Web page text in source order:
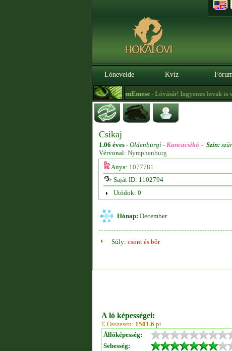
Lónevelde Kvíz
CitromEmese- Lóvásár! Ingyenes lovak is
Csikaj
1.06 éves - Oldenburgi - Kancacsikó - Szín:
Vérvonal: Nymphenburg
Anya: 1077781
Saját ID: 1102794
Utódok: 0
Hónap: December
Súly: csont és bőr
A ló képességei:
Σ Összesen: 1501.6 pt
Állóképesség:
Sebesség: